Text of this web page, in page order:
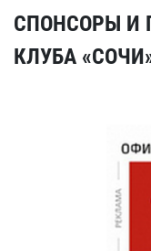
СПОНСОРЫ И
КЛУБА